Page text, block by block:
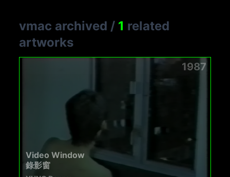
vmac archived / 1 related
artworks
1987
Video Window
錄影窗